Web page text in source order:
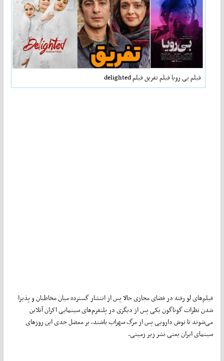
فیلم بی رویا فیلم تفربق فیلم delighted
فیلم‌های لو رفته در فضای مجازی حالا پس از انتشار گسترده میان مخاطبان و پذیرا
شدن نظرات گوناگون یکی پس از دیگری در پلتفرم‌های سینمایی اکران آنلاین
می‌شوند تا نوش دارویی پس از مرگ سهراب باشند، بر معضل جدی این روزهای
سینمای ایران یعنی نشر زیر زمینی.